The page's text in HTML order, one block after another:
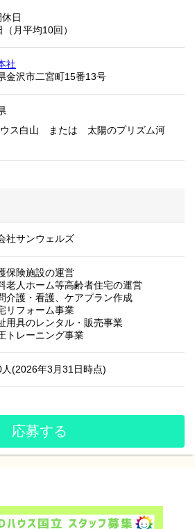
日
（月平均10回）
社
金沢市二宮町15番13号
ウス白山 または 太陽のプリズム河
社サンウェルズ
保険施設の運営
老人ホーム等高齢者住宅の運営
介護・看護、ケアプラン作成
リフォーム事業
用具のレンタル・販売事業
トレーニング事業
(2026年3月31日時点)
応募する